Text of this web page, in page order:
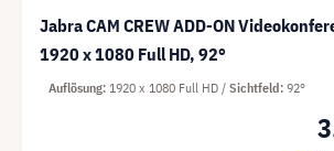
Jabra CAM CREW ADD-ON
1920 x 1080 Full HD, 92°
Auflösung 1920 x 1080 Full HD Sichtfeld 92°